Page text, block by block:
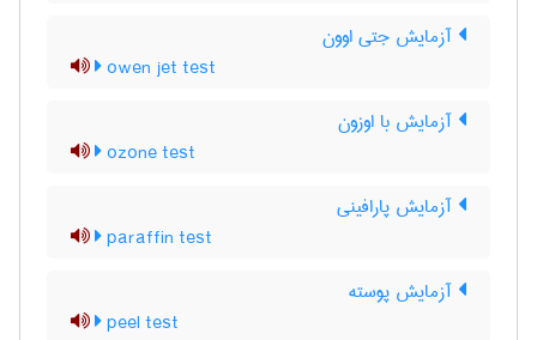
آزمایش جتی اوون
owen jet test
آزمایش با اوزون
ozone test
آزمایش پارافینی
paraffin test
آزمایش پوسته
peel test